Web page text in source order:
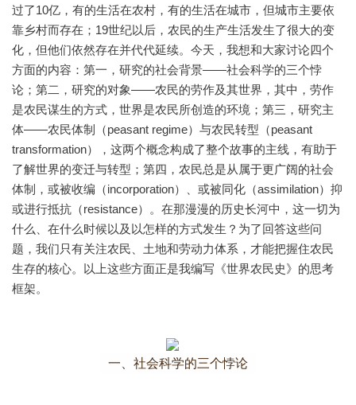
过了10亿，有的生活在农村，有的生活在城市，但城市主要依
靠乡村而存在；19世纪以后，农民的生产生活发生了很大的变
化，但他们依然存在并代代延续。今天，我想和大家讨论四个
方面的内容：第一，研究的社会背景——社会科学的三个悖
论；第二，研究的对象——农民的劳作及其世界，其中，劳作
是农民谋生的方式，世界是农民所创造的环境；第三，研究主
体——农民体制（peasant regime）与农民转型（peasant
transformation），这两个概念构成了整个故事的主线，有助于
了解世界的变迁与转型；第四，农民总是从属于更广阔的社会
体制，或被收编（incorporation）、或被同化（assimilation）抑
或进行抵抗（resistance）。在那漫漫的历史长河中，这一切为
什么、在什么时候以及以怎样的方式发生？为了回答这些问
题，我们只有关注农民、土地和劳动力体系，才能把握住农民
生存的核心。以上这些方面正是我编写《世界农民史》的思考
框架。
一、社会科学的三个悖论